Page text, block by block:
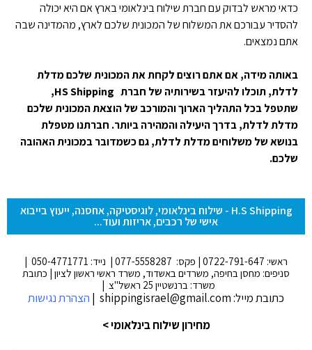
כדאי מראש לבדוק עם חברת שילוח בינלאומי בארץ אם היא יכולה
להסדיר עבורכם את המשלוח של המכונית שלכם לארץ, מהמדינה שבה
אתם נמצאים.
באותה מידה, אם אתם רוצים לקחת את המכונית שלכם מדלת
לדלת, תוכלו להיעזר בשירותיה של חברת HS Shipping,
שתטפל בכל התהליך הארוך והמורכב של הוצאת המכונית שלכם
מדלת לדלת, בדרך היעילה והמהירה ביותר. חברתנו מטפלת
בנושא של משלוחים מדלת לדלת, גם כשמדובר במכונית האהובה
שלכם.
H.S Shipping - שילוח בינלאומי, לוגיסטיקה, אחסנה, ייעוץ בייבוא
אישי של רכבים, אריזות ועוד...
ראשי: 0722-791-647 | פקס: 077-5558287 | נייד: 050-4771771 |
סניפים: מחסן בחיפה, משרדים באשדוד, משרד ראשי ראשון לציון | כתובת
משרד: ברנשטיין 25 ראשל"צ |
כתובת מייל: shippingisrael@gmail.com |
הצהרת נגישות
מחירון שילוח בינלאומי >